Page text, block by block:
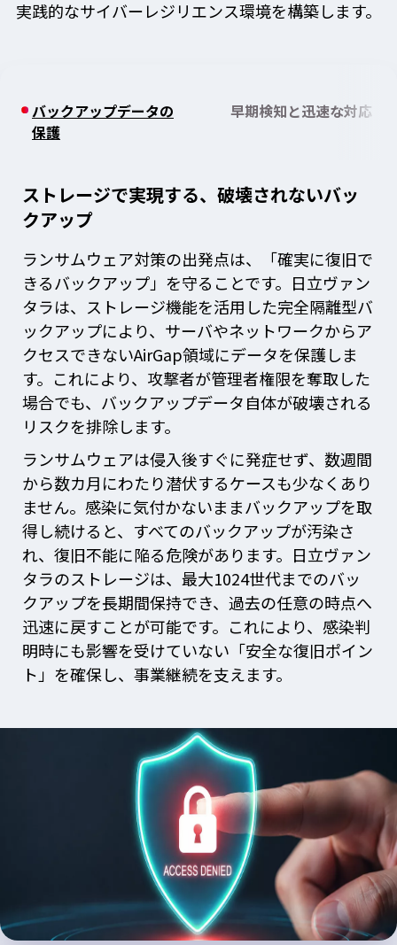
実践的なサイバーレジリエンス環境を構築します。
バックアップデータの
保護
早期検知と迅速な対応
ストレージで実現する、破壊されないバッ
クアップ
ランサムウェア対策の出発点は、「確実に復旧で
きるバックアップ」を守ることです。日立ヴァン
タラは、ストレージ機能を活用した完全隔離型バ
ックアップにより、サーバやネットワークからア
クセスできないAirGap領域にデータを保護しま
す。これにより、攻撃者が管理者権限を奪取した
場合でも、バックアップデータ自体が破壊される
リスクを排除します。
ランサムウェアは侵入後すぐに発症せず、数週間
から数カ月にわたり潜伏するケースも少なくあり
ません。感染に気付かないままバックアップを取
得し続けると、すべてのバックアップが汚染さ
れ、復旧不能に陥る危険があります。日立ヴァン
タラのストレージは、最大1024世代までのバッ
クアップを長期間保持でき、過去の任意の時点へ
迅速に戻すことが可能です。これにより、感染判
明時にも影響を受けていない「安全な復旧ポイン
ト」を確保し、事業継続を支えます。